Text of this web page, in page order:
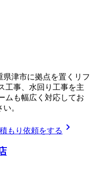
津市に拠点を置くリフ
工事、水回り工事を主
ムも幅広く対応してお
。
もり依頼をする chevron_right